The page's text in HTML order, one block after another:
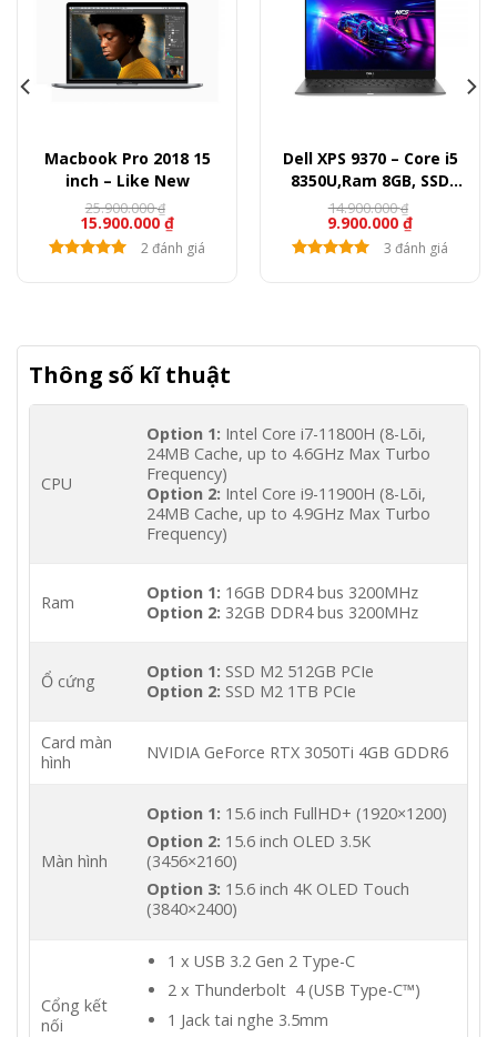
Macbook Pro 2018 15
inch – Like New
15.900.000 ₫
25.900.000₫
2 đánh giá
Dell XPS 9370 – Core i5
8350U,Ram 8GB, SSD
256GB, 13.3″ FullHD
9.900.000 ₫
14.900.000₫
3 đánh giá
Thông số kĩ thuật
CPU
Option 1: Intel Core i7-11800H (8-Lõi,
24MB Cache, up to 4.6GHz Max Turbo
Frequency)
Option 2: Intel Core i9-11900H (8-Lõi,
24MB Cache, up to 4.9GHz Max Turbo
Frequency)
Ram Option 1: 16GB DDR4 bus 3200MHz
Option 2: 32GB DDR4 bus 3200MHz
Ổ cứng Option 1: SSD M2 512GB PCIe
Option 2: SSD M2 1TB PCIe
Card màn
hình
NVIDIA GeForce RTX 3050Ti 4GB GDDR6
Màn hình
Option 1: 15.6 inch FullHD+ (1920×1200)
Option 2: 15.6 inch OLED 3.5K
(3456×2160)
Option 3: 15.6 inch 4K OLED Touch
(3840×2400)
Cổng kết
nối
1 x USB 3.2 Gen 2 Type-C
2 x Thunderbolt 4 (USB Type-C™)
1 Jack tai nghe 3.5mm